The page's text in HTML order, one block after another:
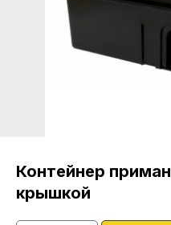
Контейнер
крышкой